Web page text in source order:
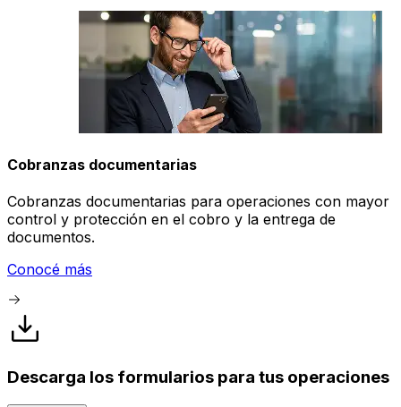
Cobranzas documentarias
Cobranzas documentarias para operaciones con mayor
control y protección en el cobro y la entrega de
documentos.
Conocé más
Descarga los formularios para tus operaciones